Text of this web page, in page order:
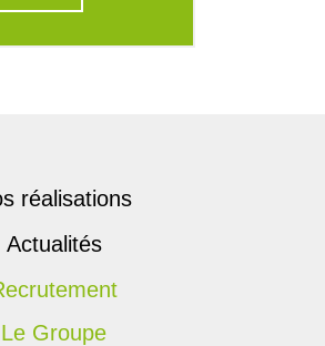
réalisations
Actualités
Le Groupe